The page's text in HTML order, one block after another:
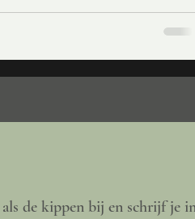
als de kippen bij en schrijf je